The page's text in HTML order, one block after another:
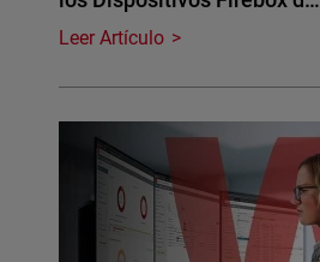
Leer Artículo